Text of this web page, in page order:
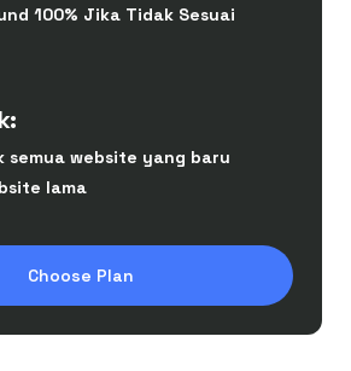
100% Jika Tidak Sesuai
semua website yang baru
lama
Choose Plan